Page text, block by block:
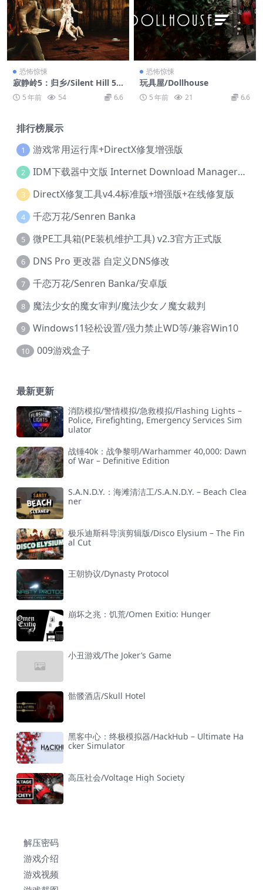
恐怖惊悚
寂静岭5：归乡/Silent Hill 5:
Homecoming/附历代合集
5 年前 54 6.6
恐怖惊悚
玩具屋/Dollhouse
5 年前 21 6.6
排行榜展示
1 游戏常用运行库+DirectX修复增强版
2 IDM下载器中文版 Internet Download Manager v6.42.36 IDM
3 DirectX修复工具v4.4标准版+增强版+在线修复版
4 千恋万花/Senren Banka
5 微PE工具箱(PE装机维护工具) v2.3官方正式版
6 DNS Pro 更改器 自定义DNS修改
7 千恋万花/Senren Banka/安卓版
8 魔法少女的魔女审判/魔法少女ノ魔女裁判
9 Windows11轻松设置/强力禁止WD等/兼容Win10
10 009游戏盒子
最新更新
消防模拟/警情模拟/急救模拟/Flashing Lights –
Police, Firefighting, Emergency Services Sim
ulator
战锤40k：战争黎明/Warhammer 40,000: Dawn
of War – Definitive Edition
S.A.N.D.Y.：海滩清洁工/S.A.N.D.Y. – Beach Clea
ner
极乐迪斯科导演剪辑版/Disco Elysium – The Fin
al Cut
王朝协议/Dynasty Protocol
崩坏之兆：饥荒/Omen Exitio: Hunger
小丑游戏/The Joker’s Game
骷髅酒店/Skull Hotel
黑客中心：终极模拟器/HackHub – Ultimate Ha
cker Simulator
高压社会/Voltage High Society
解压密码
游戏介绍
游戏视频